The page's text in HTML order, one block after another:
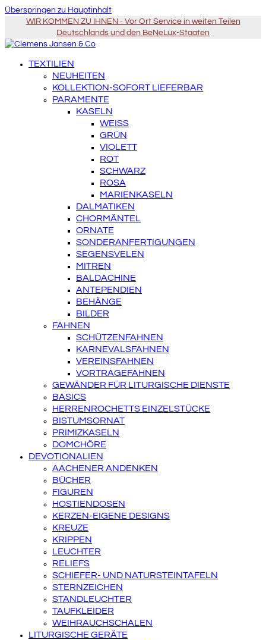
Überspringen zu Hauptinhalt
WIR KOMMEN ZU IHNEN - Vor Ort Service in weiten Teilen
Deutschlands und den BeNeLux-Staaten
TEXTILIEN
NEUHEITEN
KOLLEKTION-SOFORT LIEFERBAR
PARAMENTE
KASELN
WEISS
GRÜN
VIOLETT
ROT
SCHWARZ
ROSA
MARIENKASELN
DALMATIKEN
CHORMÄNTEL
ORNATE
SONDERANFERTIGUNGEN
SEGENSVELEN
MITREN
BALDACHINE
ANTEPENDIEN
BEHÄNGE
BILDER
FAHNEN
SCHÜTZENFAHNEN
KARNEVALSFAHNEN
VEREINSFAHNEN
VORTRAGEFAHNEN
GEWÄNDER FÜR LITURGISCHE DIENSTE
BASICS
HERRENROCHETTS EINZELSTÜCKE
BISTUMSORNAT
PRIMIZKASELN
DOMCHÖRE
DEVOTIONALIEN
AACHENER ANDENKEN
BÜCHER
FIGUREN
HOSTIENDOSEN
KERZEN-EIGENE DESIGNS
KREUZE
KRIPPEN
LEUCHTER
RELIEFS
SCHIEFER- UND NATURSTEINTAFELN
STERNZEICHEN
STANDLEUCHTER
TAUFKLEIDER
WEIHRAUCHSCHALEN
LITURGISCHE GERÄTE